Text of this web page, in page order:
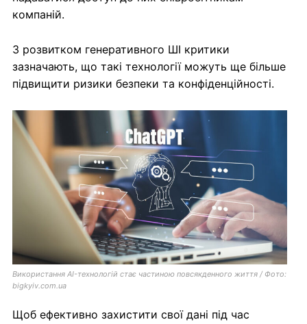
компаній.
З розвитком генеративного ШІ критики
зазначають, що такі технології можуть ще більше
підвищити ризики безпеки та конфіденційності.
Використання AI-технологій стає частиною повсякденного життя / Фото:
bigkyiv.com.ua
Щоб ефективно захистити свої дані під час